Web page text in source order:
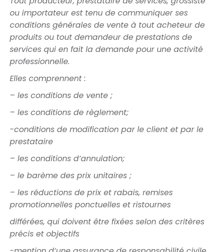
ou importateur est tenu de communiquer ses
conditions générales de vente à tout acheteur de
produits ou tout demandeur de prestations de
services qui en fait la demande pour une activité
professionnelle.
Elles comprennent :
– les conditions de vente ;
– les conditions de règlement;
-conditions de modification par le client et par le
prestataire
– les conditions d’annulation;
– le barème des prix unitaires ;
– les réductions de prix et rabais, remises
promotionnelles ponctuelles et ristournes
différées, qui doivent être fixées selon des critères
précis et objectifs